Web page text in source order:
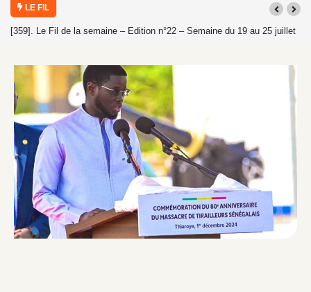
LE FIL
[359]. Le Fil de la semaine – Edition n°22 – Semaine du 19 au 25 juillet